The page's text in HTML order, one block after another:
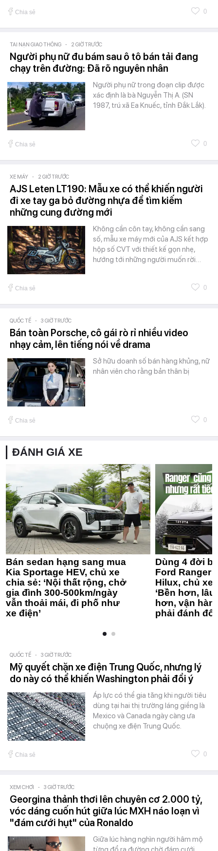
Chia sẻ 0
TAI NẠN GIAO THÔNG - 2 GIỜ TRƯỚC
Người phụ nữ đu bám sau ô tô bán tải đang
chạy trên đường: Đã rõ nguyên nhân
Người phụ nữ trong đoạn clip được
xác định là bà Nguyễn Thị A. (SN
1987, trú xã Ea Knuếc, tỉnh Đắk Lắk).
Chia sẻ 0
XE MÁY - 2 GIỜ TRƯỚC
AJS Leten LT190: Mẫu xe có thể khiến người
đi xe tay ga bỏ đường nhựa để tìm kiếm
những cung đường mới
Không cần côn tay, không cần sang
số, mẫu xe máy mới của AJS kết hợp
hộp số CVT với thiết kế gọn nhẹ,
hướng tới những người muốn rời…
Chia sẻ 0
QUỐC TẾ - 3 GIỜ TRƯỚC
Bán toàn Porsche, cô gái rò rỉ nhiều video
nhạy cảm, lên tiếng nói về drama
Sở hữu doanh số bán hàng khủng, nữ
nhân viên cho rằng bản thân bị
Chia sẻ 0
ĐÁNH GIÁ XE
Bán sedan hạng sang mua
Kia Sportage HEV, chủ xe
chia sẻ: ‘Nội thất rộng, chở
gia đình 300-500km/ngày
vẫn thoải mái, đi phố như
xe điện’
Dùng 4 đời
Ford Ranger
Hilux, chủ xe
‘Bền hơn,
hơn, vận
phải đánh
QUỐC TẾ - 3 GIỜ TRƯỚC
Mỹ quyết chặn xe điện Trung Quốc, nhưng lý
do này có thể khiến Washington phải đổi ý
Áp lực có thể gia tăng khi người tiêu
dùng tại hai thị trường láng giềng là
Mexico và Canada ngày càng ưa
chuộng xe điện Trung Quốc.
Chia sẻ 0
XEM CHƠI - 3 GIỜ TRƯỚC
Georgina thảnh thơi lên chuyên cơ 2.000 tỷ,
vóc dáng cuốn hút giữa lúc MXH náo loạn vì
"đám cưới hụt" của Ronaldo
Giữa lúc hàng nghìn người hâm mộ